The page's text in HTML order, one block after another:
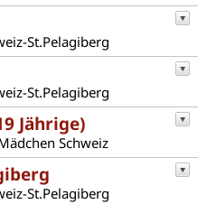
St.Pelagiberg
St.Pelagiberg
Jährige)
Schweiz
St.Pelagiberg